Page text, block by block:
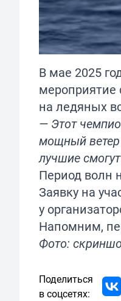
В мае 2025
мероприятие
на ледяных
— Этот
мощный ветер
лучшие
Период волн
Заявку на
у
Напомним,
Фото:
Поделиться
в соцсетях: